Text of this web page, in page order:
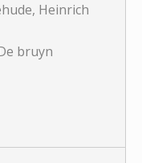
Heinrich
bruyn